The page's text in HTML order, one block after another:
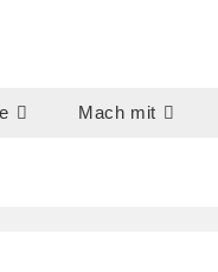
Mach mit